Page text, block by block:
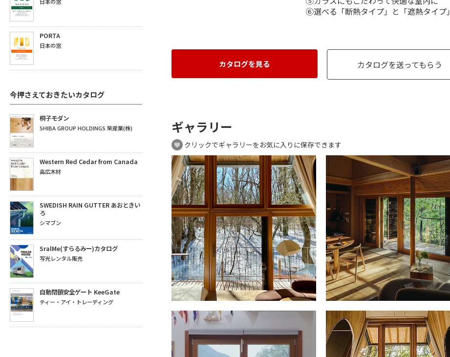
日本の窓
PORTA
日本の窓
今押さえておきたいカタログ
桐子モダン
SHIBA GROUP HOLDINGS 柴産業(株)
Western Red Cedar from Canada
高広木材
SWEDISH RAIN GUTTER あおときい
ろ
シマブン
SralMe(すらるみー)カタログ
写光レンタル販売
自動閉鎖安全ゲート KeeGate
ティー・アイ・トレーディング
⑥選べる「断熱タイプ」と「遮熱タイプ」
カタログを見る カタログを送ってもらう
ギャラリー
クリックでギャラリーをお気に入りに保存できます